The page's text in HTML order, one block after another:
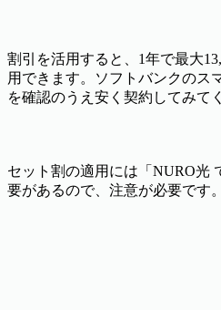
割引を活用すると、1年で最大
用できます。ソフトバンクのス
を確認のうえ安く契約してみて
セット割の適用には「NURO光
要があるので、注意が必要です。